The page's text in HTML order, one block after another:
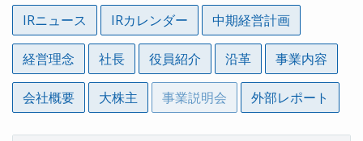
IRニュース IRカレンダー 中期経営計画
経営理念 社長 役員紹介 沿革 事業内容
会社概要 大株主 事業説明会 外部レポート